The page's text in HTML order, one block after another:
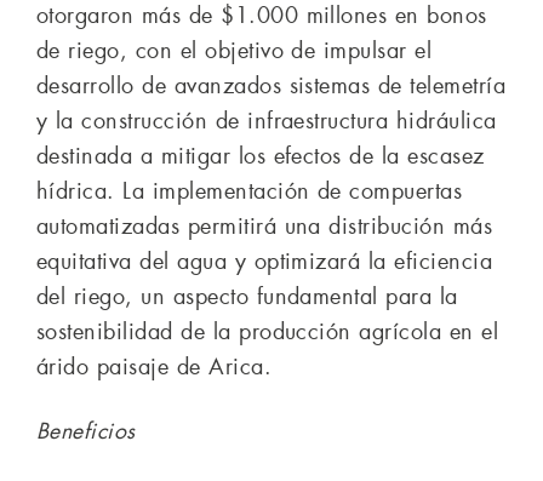
otorgaron más de $1.000 millones en bonos
de riego, con el objetivo de impulsar el
desarrollo de avanzados sistemas de telemetría
y la construcción de infraestructura hidráulica
destinada a mitigar los efectos de la escasez
hídrica. La implementación de compuertas
automatizadas permitirá una distribución más
equitativa del agua y optimizará la eficiencia
del riego, un aspecto fundamental para la
sostenibilidad de la producción agrícola en el
árido paisaje de Arica.
Beneficios